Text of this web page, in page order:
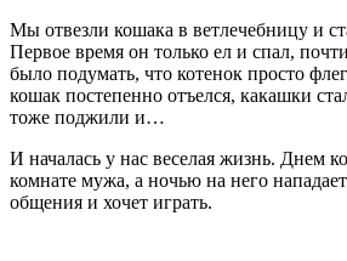
Мы отвезли кошака в ветлечебницу и
Первое время он только ел и спал,
было подумать, что котенок просто
кошак постепенно отъелся, какашки
тоже поджили и…
И началась у нас веселая жизнь. Днем
комнате мужа, а ночью на него
общения и хочет играть.